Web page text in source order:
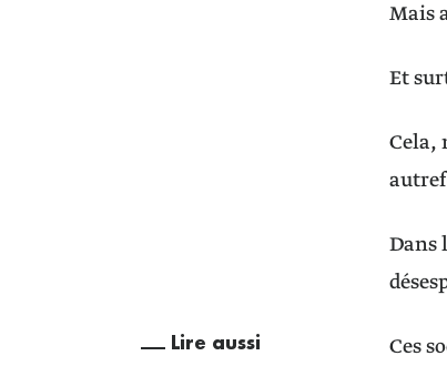
Mais
Et
Cela,
Dans
Lire aussi
Ces